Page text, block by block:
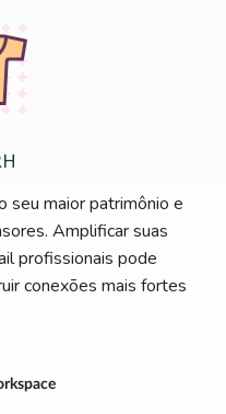
seu maior patrimônio e
Amplificar suas
profissionais pode
conexões mais fortes